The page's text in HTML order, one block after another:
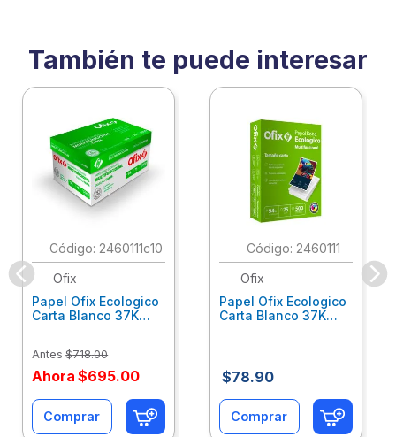
También te puede interesar
: 2460111c10
Ofix
Papel Ofix Ecologico
Carta Blanco 37K
Antes $718.00
Ahora $695.00
Comprar
: 2460111
Ofix
Papel Ofix Ecologico
Carta Blanco 37K
$78.90
Comprar